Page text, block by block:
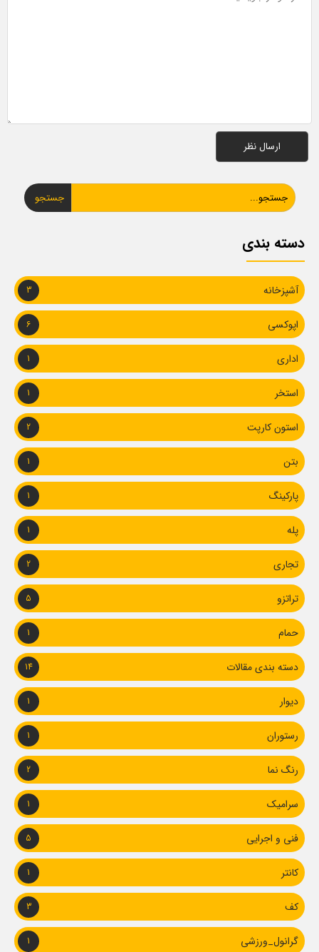
جستجو
دسته بندی
آشپزخانه 3
اپوکسی 6
اداری 1
استخر 1
استون کارپت 2
بتن 1
پارکینگ 1
پله 1
تجاری 2
تراتزو 5
حمام 1
دسته بندی مقالات 14
دیوار 1
رستوران 1
رنگ نما 2
سرامیک 1
فنی و اجرایی 5
کانتر 1
کف 3
گرانول_ورزشی 1